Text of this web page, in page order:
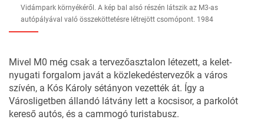
Vidámpark környékéről. A kép bal alsó részén látszik az M3-as
autópályával való összeköttetésre létrejött csomópont. 1984
Mivel M0 még csak a tervezőasztalon létezett, a kelet-
nyugati forgalom javát a közlekedéstervezők a város
szívén, a Kós Károly sétányon vezették át. Így a
Városligetben állandó látvány lett a kocsisor, a parkolót
kereső autós, és a cammogó turistabusz.